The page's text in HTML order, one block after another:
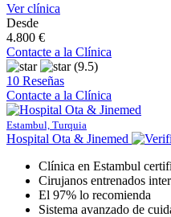
Ver clínica
Desde
4.800 €
Contacte a la Clínica
(9.5)
10 Reseñas
Contacte a la Clínica
Estambul, Turquia
Hospital Ota & Jinemed
Clínica en Estambul
Cirujanos entrenados
El 97% lo recomienda
Sistema avanzado de